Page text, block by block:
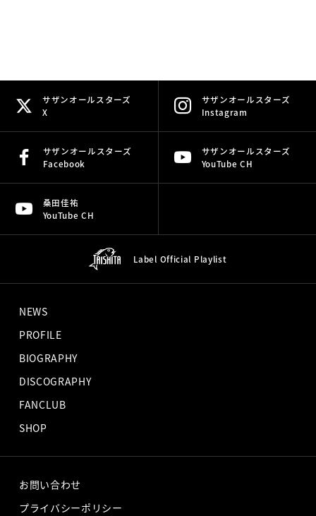
サザンオールスターズ
X
サザンオールスターズ
Instagram
サザンオールスターズ
Facebook
サザンオールスターズ
YouTube CH
桑田佳祐
YouTube CH
Label Official Playlist
NEWS
PROFILE
BIOGRAPHY
DISCOGRAPHY
FANCLUB
SHOP
お問い合わせ
プライバシーポリシー